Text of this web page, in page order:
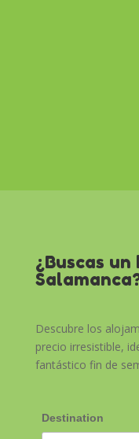
¿Buscas
Descubre los
precio irresistible,
fantástico fin de
Destination